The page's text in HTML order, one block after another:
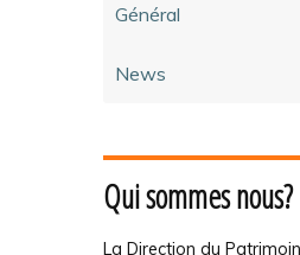
Général
News
Qui sommes nous?
La Direction du